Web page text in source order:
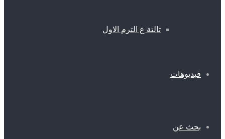
تالتة ع الترم الاول
فيديوهات
بحث عن